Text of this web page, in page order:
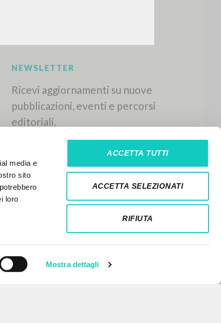
media e
sito
loro
Mostra dettagli
ACCETTA TUTTI
ACCETTA SELEZIONATI
RIFIUTA
ATTIVITÀ RECENTI
NEWSLETTER